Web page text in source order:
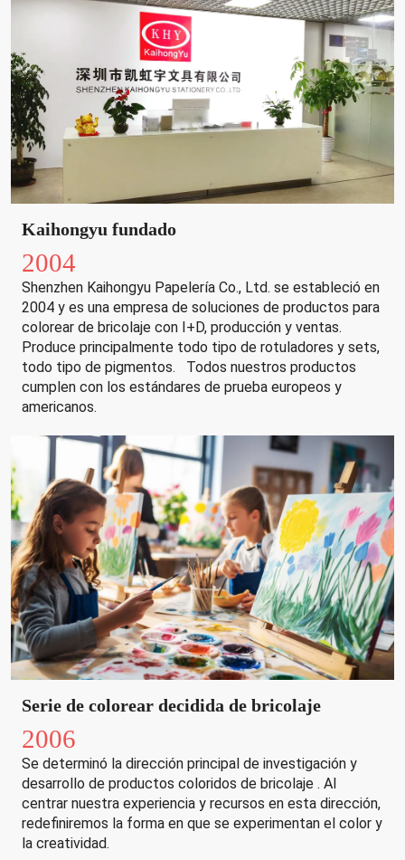
Kaihongyu fundado
2004
Shenzhen Kaihongyu Papelería Co., Ltd. se estableció en
2004 y es una empresa de soluciones de productos para
colorear de bricolaje con I+D, producción y ventas.
Produce principalmente todo tipo de rotuladores y sets,
todo tipo de pigmentos. Todos nuestros productos
cumplen con los estándares de prueba europeos y
americanos.
Serie de colorear decidida de bricolaje
2006
Se determinó la dirección principal de investigación y
desarrollo de productos coloridos de bricolaje . Al
centrar nuestra experiencia y recursos en esta dirección,
redefiniremos la forma en que se experimentan el color y
la creatividad.